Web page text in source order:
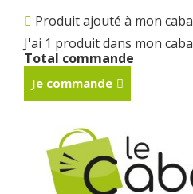
Produit ajouté à mon caba
J'ai 1 produit dans mon caba
Total commande
Je commande